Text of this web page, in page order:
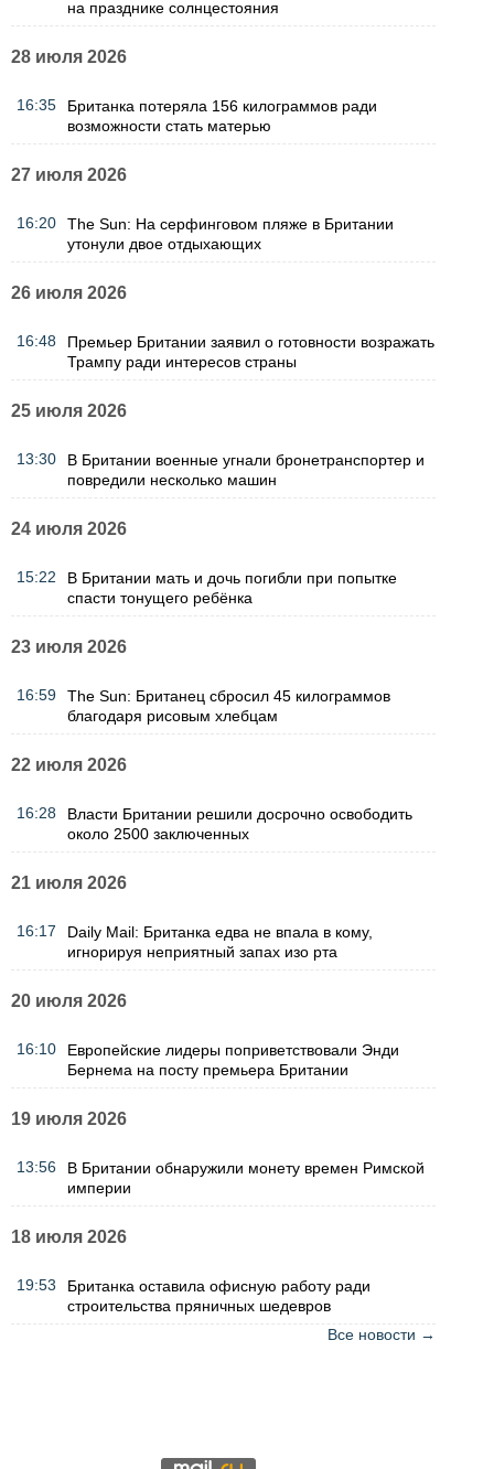
на празднике солнцестояния
28 июля 2026
16:35
Британка потеряла 156 килограммов ради
возможности стать матерью
27 июля 2026
16:20
The Sun: На серфинговом пляже в Британии
утонули двое отдыхающих
26 июля 2026
16:48
Премьер Британии заявил о готовности возражать
Трампу ради интересов страны
25 июля 2026
13:30
В Британии военные угнали бронетранспортер и
повредили несколько машин
24 июля 2026
15:22
В Британии мать и дочь погибли при попытке
спасти тонущего ребёнка
23 июля 2026
16:59
The Sun: Британец сбросил 45 килограммов
благодаря рисовым хлебцам
22 июля 2026
16:28
Власти Британии решили досрочно освободить
около 2500 заключенных
21 июля 2026
16:17
Daily Mail: Британка едва не впала в кому,
игнорируя неприятный запах изо рта
20 июля 2026
16:10
Европейские лидеры поприветствовали Энди
Бернема на посту премьера Британии
19 июля 2026
13:56
В Британии обнаружили монету времен Римской
империи
18 июля 2026
19:53
Британка оставила офисную работу ради
строительства пряничных шедевров
Все новости →